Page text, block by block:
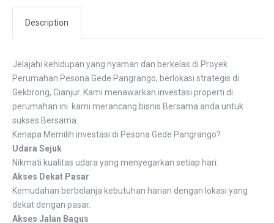
Description
Jelajahi kehidupan yang nyaman dan berkelas di Proyek
Perumahan Pesona Gede Pangrango, berlokasi strategis di
Gekbrong, Cianjur. Kami menawarkan investasi properti di
perumahan ini. kami merancang bisnis Bersama anda untuk
sukses Bersama.
Kenapa Memilih investasi di Pesona Gede Pangrango?
Udara Sejuk
Nikmati kualitas udara yang menyegarkan setiap hari.
Akses Dekat Pasar
Kemudahan berbelanja kebutuhan harian dengan lokasi yang
dekat dengan pasar.
Akses Jalan Bagus